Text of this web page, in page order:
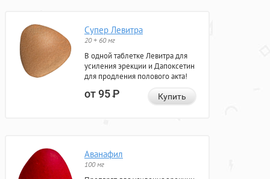
Супер Левитра
20 + 60 мг
В одной таблетке Левитра для
усиления эрекции и Дапоксетин
для продления полового акта!
от 95Р Купить
Аванафил
100 мг